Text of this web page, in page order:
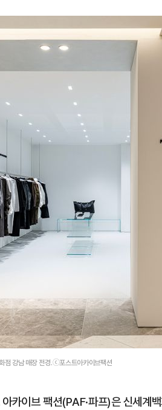
점 강남 매장 전경.ⓒ포스트아카이브팩션
카이브 팩션(PAF·파프)은 신세계